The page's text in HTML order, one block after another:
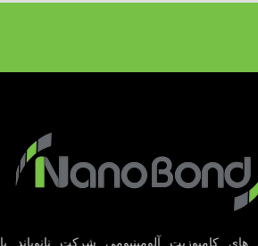
های کامپوزیت آلومینیومی شرکت نانوباند با